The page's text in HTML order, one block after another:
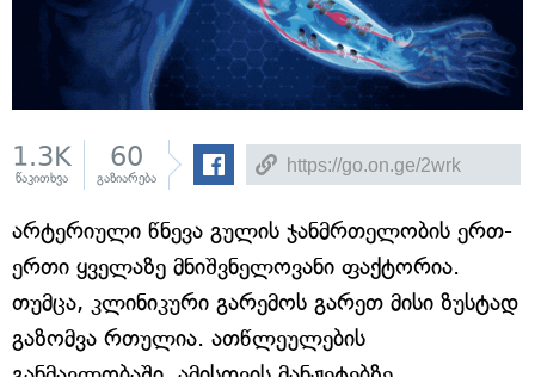
1.3K
წაკითხვა
60
გაზიარება
არტერიული წნევა გულის ჯანმრთელობის ერთ-
ერთი ყველაზე მნიშვნელოვანი ფაქტორია.
თუმცა, კლინიკური გარემოს გარეთ მისი ზუსტად
გაზომვა რთულია. ათწლეულების